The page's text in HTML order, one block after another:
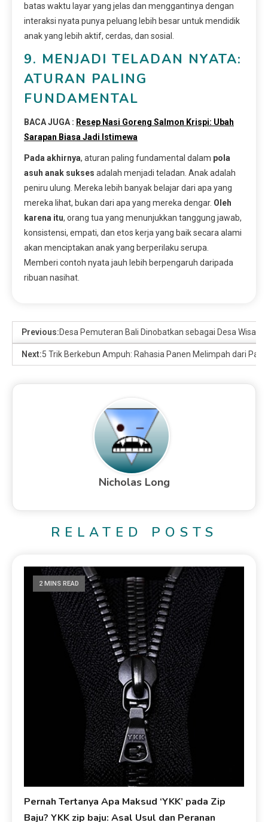
batas waktu layar yang jelas dan menggantinya dengan
interaksi nyata punya peluang lebih besar untuk mendidik
anak yang lebih aktif, cerdas, dan sosial.
9. MENJADI TELADAN NYATA:
ATURAN PALING
FUNDAMENTAL
BACA JUGA : Resep Nasi Goreng Salmon Krispi: Ubah
Sarapan Biasa Jadi Istimewa
Pada akhirnya, aturan paling fundamental dalam pola
asuh anak sukses adalah menjadi teladan. Anak adalah
peniru ulung. Mereka lebih banyak belajar dari apa yang
mereka lihat, bukan dari apa yang mereka dengar. Oleh
karena itu, orang tua yang menunjukkan tanggung jawab,
konsistensi, empati, dan etos kerja yang baik secara alami
akan menciptakan anak yang berperilaku serupa.
Memberi contoh nyata jauh lebih berpengaruh daripada
ribuan nasihat.
Previous:Desa Pemuteran Bali Dinobatkan sebagai Desa Wisata
Next:5 Trik Berkebun Ampuh: Rahasia Panen Melimpah dari Para
Nicholas Long
RELATED POSTS
2 MINS READ
Pernah Tertanya Apa Maksud ‘YKK’ pada Zip
Baju? YKK zip baju: Asal Usul dan Peranan